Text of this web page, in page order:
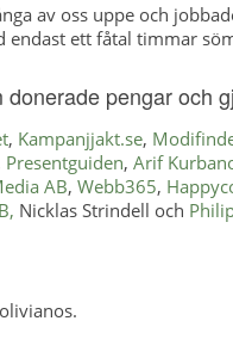
av oss uppe och
endast ett fåtal timmar
pengar och
, Kampanjjakt.se,
Presentguiden, Arif
AB, Webb365,
Nicklas Strindell och